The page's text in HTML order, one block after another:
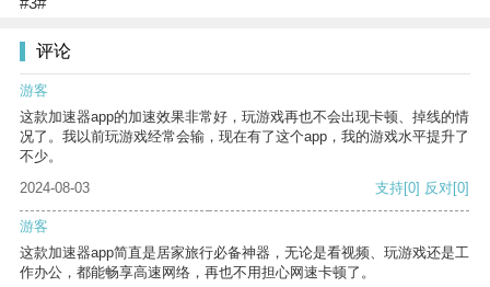
评论
游客
这款加速器app的加速效果非常好，玩游戏再也不会出现卡顿、掉线的情
况了。我以前玩游戏经常会输，现在有了这个app，我的游戏水平提升了
不少。
2024-08-03
支持[0] 反对[0]
游客
这款加速器app简直是居家旅行必备神器，无论是看视频、玩游戏还是工
作办公，都能畅享高速网络，再也不用担心网速卡顿了。